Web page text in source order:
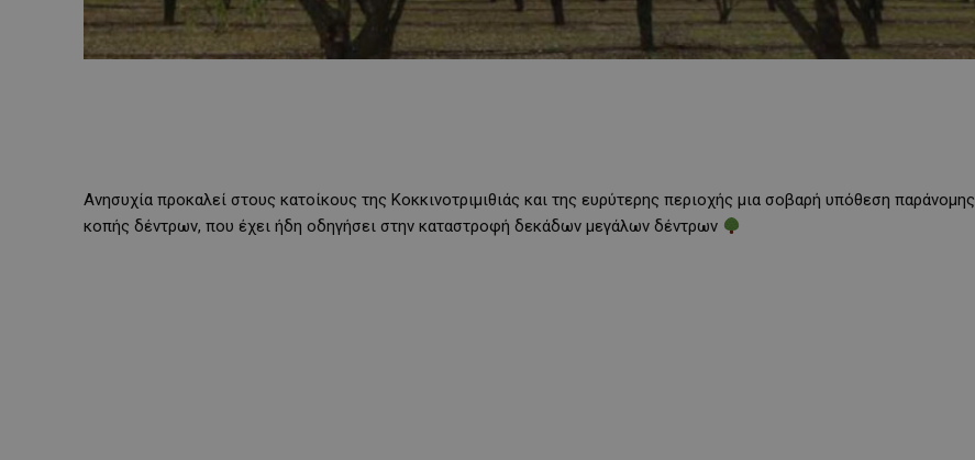
Ανησυχία προκαλεί στους κατοίκους της Κοκκινοτριμιθιάς και της ευρύτερης περιοχής μια σοβαρή υπόθεση παράνομης
κοπής δέντρων, που έχει ήδη οδηγήσει στην καταστροφή δεκάδων μεγάλων δέντρων